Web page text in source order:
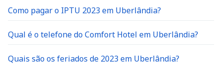
Como pagar o IPTU 2023 em Uberlândia?
Qual é o telefone do Comfort Hotel em Uberlândia?
Quais são os feriados de 2023 em Uberlândia?